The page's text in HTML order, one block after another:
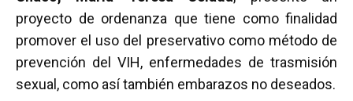
b
o
o
k
er s
A
p
p
p
ar
tir
proyecto de ordenanza que tiene como finalidad
promover el uso del preservativo como método de
prevención del VIH, enfermedades de trasmisión
sexual, como así también embarazos no deseados.